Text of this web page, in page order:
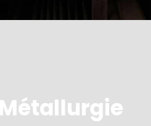
Métallurgie